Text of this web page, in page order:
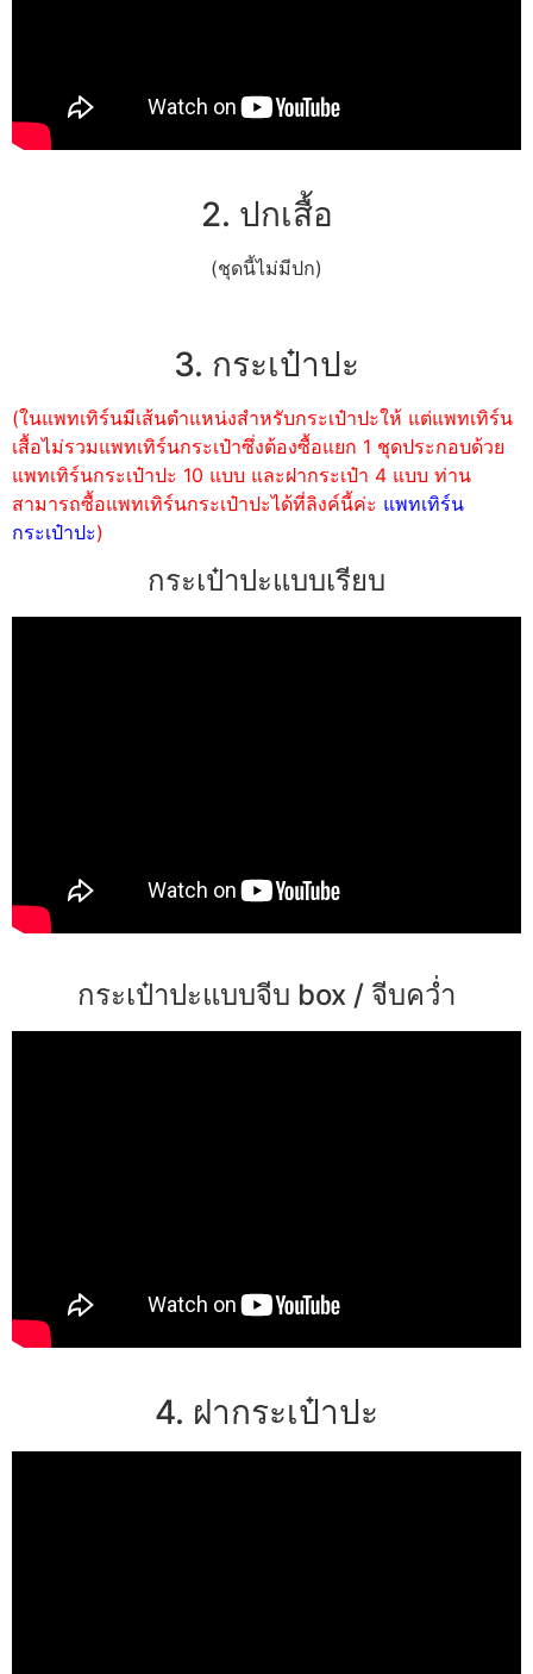
2. ปกเสื้อ
(ชุดนี้ไม่มีปก)
3. กระเป๋าปะ
(ในแพทเทิร์นมีเส้นตำแหน่งสำหรับกระเป๋าปะให้ แต่แพทเทิร์น
เสื้อไม่รวมแพทเทิร์นกระเป๋าซึ่งต้องซื้อแยก 1 ชุดประกอบด้วย
แพทเทิร์นกระเป๋าปะ 10 แบบ และฝากระเป๋า 4 แบบ ท่าน
สามารถซื้อแพทเทิร์นกระเป๋าปะได้ที่ลิงค์นี้ค่ะ แพทเทิร์น
กระเป๋าปะ)
กระเป๋าปะแบบเรียบ
กระเป๋าปะแบบจีบ box / จีบคว่ำ
4. ฝากระเป๋าปะ